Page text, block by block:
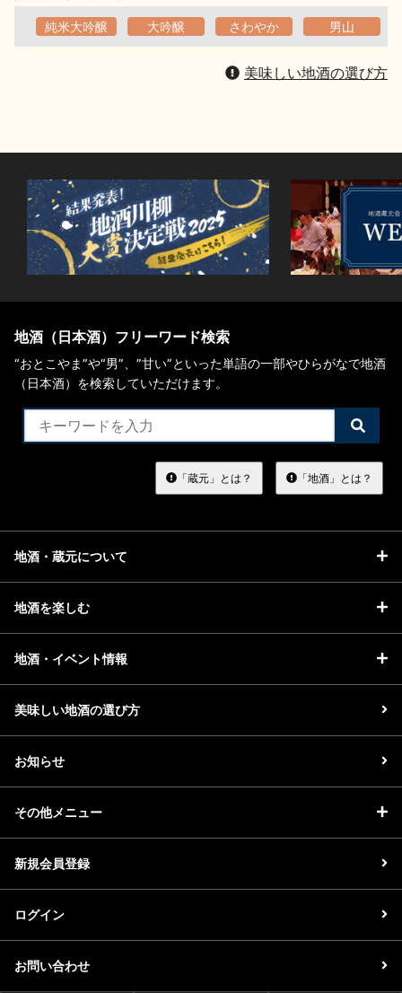
純米大吟醸 大吟醸 さわやか 男山
美味しい地酒の選び方
地酒（日本酒）フリーワード検索
“おとこやま”や“男”、”甘い”といった単語の一部やひらがなで地酒
（日本酒）を検索していただけます。
検
索
る
「蔵元」とは？ 「地酒」とは？
地酒・蔵元について
地酒を楽しむ
地酒・イベント情報
美味しい地酒の選び方
お知らせ
その他メニュー
新規会員登録
ログイン
お問い合わせ